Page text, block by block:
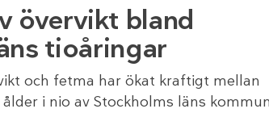
övervikt bland
tioåringar
och fetma har ökat kraftigt mellan
i nio av Stockholms läns